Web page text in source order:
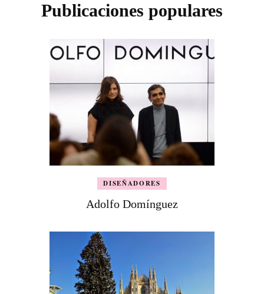
Publicaciones populares
DISEÑADORES
Adolfo Domínguez